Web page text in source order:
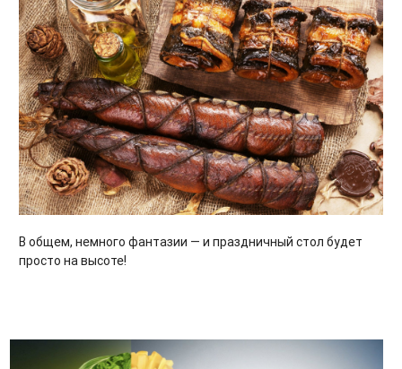
В общем, немного фантазии — и праздничный стол будет
просто на высоте!